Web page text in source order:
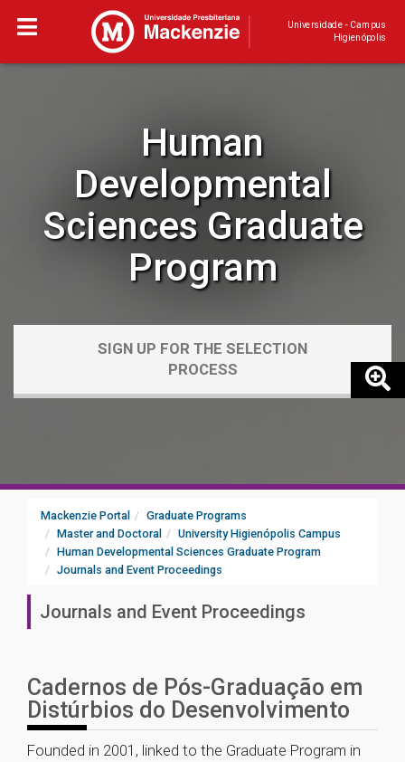
Universidade - Campus
Higienópolis
Human
Developmental
Sciences Graduate
Program
SIGN UP FOR THE SELECTION
PROCESS
Mackenzie Portal
Graduate Programs
Master and Doctoral
University Higienópolis Campus
Human Developmental Sciences Graduate Program
Journals and Event Proceedings
Journals and Event Proceedings
Cadernos de Pós-Graduação em
Distúrbios do Desenvolvimento
Founded in 2001, linked to the Graduate Program in